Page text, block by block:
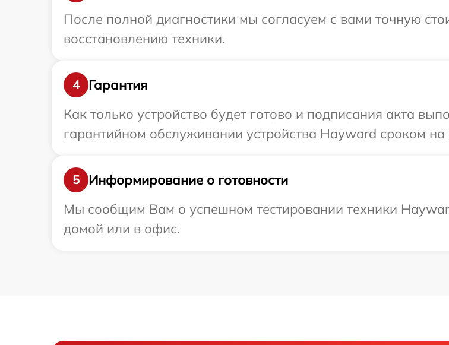
После полной диагностики мы согласуем с вами точную
восстановлению техники.
4
Гарантия
Как только устройство будет готово и подписания акта
гарантийном обслуживании устройства Hayward сроком на
5
Информирование о готовности
Мы сообщим Вам о успешном тестировании техники
домой или в офис.